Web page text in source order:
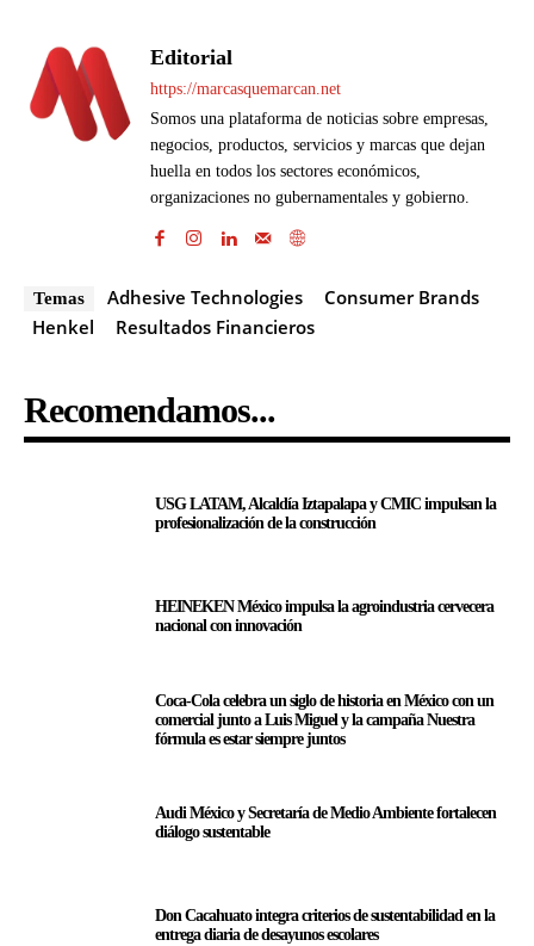
Editorial
https://marcasquemarcan.net
Somos una plataforma de noticias sobre empresas,
negocios, productos, servicios y marcas que dejan
huella en todos los sectores económicos,
organizaciones no gubernamentales y gobierno.
Temas Adhesive Technologies
Consumer Brands
Henkel
Resultados Financieros
Recomendamos...
USG LATAM, Alcaldía Iztapalapa y CMIC impulsan la
profesionalización de la construcción
HEINEKEN México impulsa la agroindustria cervecera
nacional con innovación
Coca-Cola celebra un siglo de historia en México con un
comercial junto a Luis Miguel y la campaña Nuestra
fórmula es estar siempre juntos
Audi México y Secretaría de Medio Ambiente fortalecen
diálogo sustentable
Don Cacahuato integra criterios de sustentabilidad en la
entrega diaria de desayunos escolares